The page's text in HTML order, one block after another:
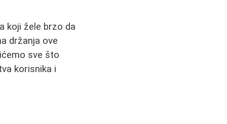
koji žele brzo da
držanja ove
sve što
korisnika i